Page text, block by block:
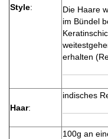
Style:
Die Haare
im Bündel
erhalten
Haar:
indisches
100g an